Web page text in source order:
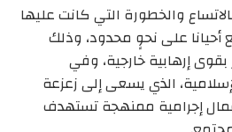
والخطورة التي كانت عليها
على نحوٍ محدود، وذلك
إرهابية خارجية، وفي
الذي يسعى إلى زعزعة
إجرامية ممنهجة تستهدف